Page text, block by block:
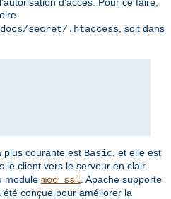
secret/.htaccess , soit dans
plus courante est Basic , et elle est
le client vers le serveur en clair.
module mod_ssl . Apache supporte
été conçue pour améliorer la